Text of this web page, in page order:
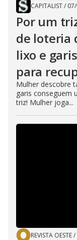
CAPITALIST/
Por um
de loteria
lixo e
para
Mulher descobre
garis conseguem
triz! Mulher joga...
REVISTA OESTE/